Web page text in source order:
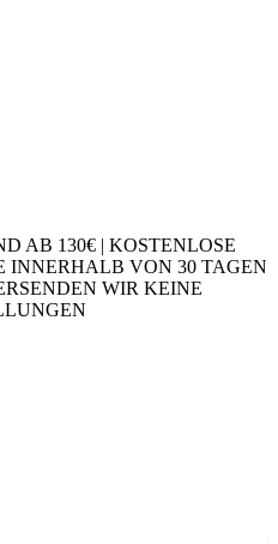
AB 130€ | KOSTENLOSE
INNERHALB VON 30 TAGEN
WIR KEINE